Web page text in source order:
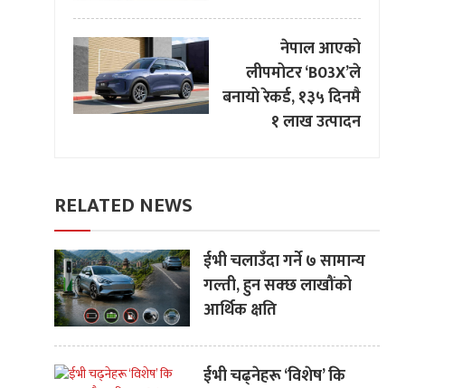
नेपाल आएको
लीपमोटर ‘B03X’ले
बनायो रेकर्ड, १३५ दिनमै
१ लाख उत्पादन
RELATED NEWS
ईभी चलाउँदा गर्ने ७ सामान्य
गल्ती, हुन सक्छ लाखौंको
आर्थिक क्षति
ईभी चढ्नेहरू ‘विशेष’ कि